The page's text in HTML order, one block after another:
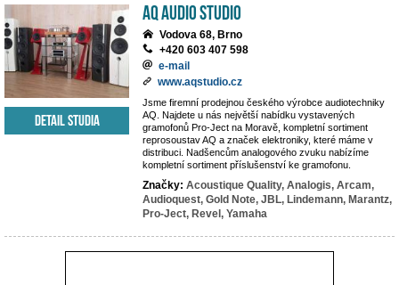
AQ audio studio
Vodova 68, Brno
+420 603 407 598
e-mail
www.aqstudio.cz
Jsme firemní prodejnou českého výrobce audiotechniky
AQ. Najdete u nás největší nabídku vystavených
gramofonů Pro-Ject na Moravě, kompletní sortiment
reprosoustav AQ a značek elektroniky, které máme v
distribuci. Nadšencům analogového zvuku nabízíme
kompletní sortiment příslušenství ke gramofonu.
Značky: Acoustique Quality, Analogis, Arcam,
Audioquest, Gold Note, JBL, Lindemann, Marantz,
Pro-Ject, Revel, Yamaha
Detail studia